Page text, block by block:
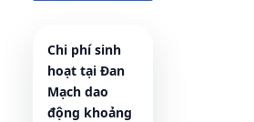
Chi phí sinh
hoạt tại Đan
Mạch dao
động khoảng